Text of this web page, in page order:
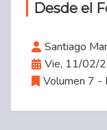
Desde el
Santiago
Vie, 11/02/
Volumen 7 -